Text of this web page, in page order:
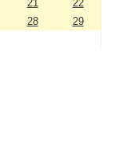
21
22
28
29